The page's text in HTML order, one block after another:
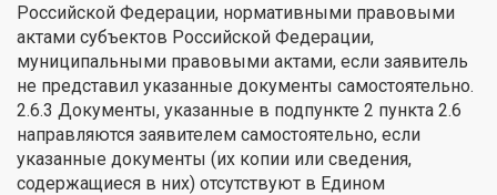
Российской Федерации, нормативными правовыми
актами субъектов Российской Федерации,
муниципальными правовыми актами, если заявитель
не представил указанные документы самостоятельно.
2.6.3 Документы, указанные в подпункте 2 пункта 2.6
направляются заявителем самостоятельно, если
указанные документы (их копии или сведения,
содержащиеся в них) отсутствуют в Едином